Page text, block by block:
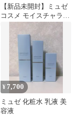
【新品未開封】ミュゼ
コスメ モイスチャライ
150ml 化粧水
¥ 7,700
ミュゼ 化粧水 乳液 美
容液